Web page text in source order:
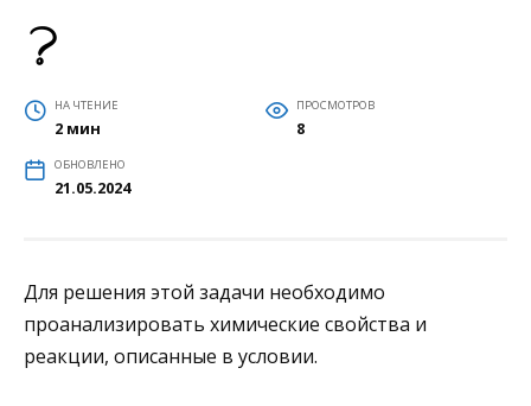
НА ЧТЕНИЕ
2 мин
ПРОСМОТРОВ
8
ОБНОВЛЕНО
21.05.2024
Для решения этой задачи необходимо
проанализировать химические свойства и
реакции, описанные в условии.